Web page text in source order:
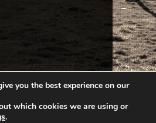
you the best experience on our
which cookies we are using or
.